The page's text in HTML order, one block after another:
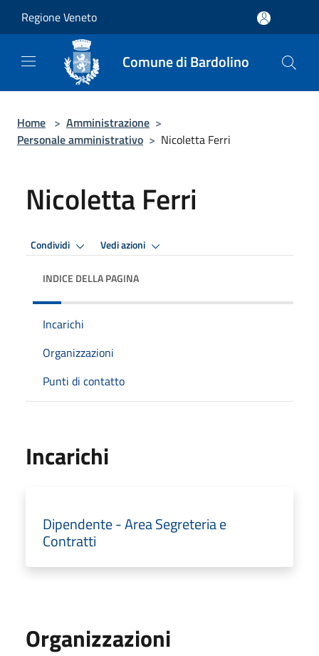
Regione Veneto
Comune di Bardolino
Home > Amministrazione >
Personale amministrativo > Nicoletta Ferri
Nicoletta Ferri
Condividi Vedi azioni
INDICE DELLA PAGINA
Incarichi
Organizzazioni
Punti di contatto
Incarichi
Dipendente - Area Segreteria e
Contratti
Organizzazioni